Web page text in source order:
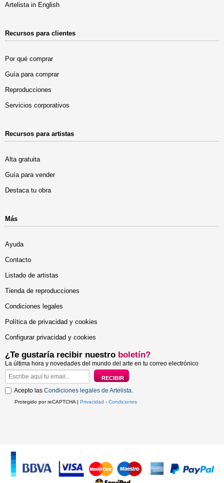
Artelista in English
Recursos para clientes
Por qué comprar
Guía para comprar
Reproducciones
Servicios corporativos
Recursos para artistas
Alta gratuita
Guía para vender
Destaca tu obra
Más
Ayuda
Contacto
Listado de artistas
Tienda de reproducciones
Condiciones legales
Política de privacidad y cookies
Configurar privacidad y cookies
¿Te gustaría recibir nuestro boletín?
La última hora y novedades del mundo del arte en tu correo electrónico
Acepto las Condiciones legales de Artelista.
Protegido por reCAPTCHA | Privacidad - Condiciones